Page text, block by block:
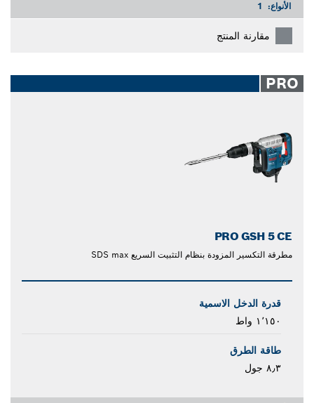
الأنواع: 1
مقارنة المنتج
PRO
PRO GSH 5 CE
مطرقة التكسير المزودة بنظام التثبيت السريع SDS max
قدرة الدخل الاسمية
١٬١٥٠ واط
طاقة الطرق
٨٫٣ جول